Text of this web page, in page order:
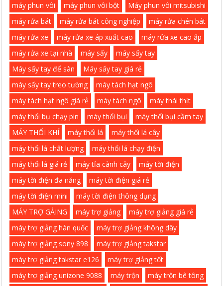
máy phun vôi
máy phun vôi bột
Máy phun vôi mitsubishi
máy rửa bát
máy rửa bát công nghiệp
máy rửa chén bát
máy rửa xe
máy rửa xe áp xuất cao
máy rửa xe cao ấp
máy rửa xe tại nhà
máy sấy
máy sấy tay
Máy sấy tay để sàn
Máy sấy tay giá rẻ
máy sấy tay treo tường
máy tách hạt ngô
máy tách hạt ngô giá rẻ
máy tách ngô
máy thái thịt
máy thổi bụ chạy pin
máy thổi bụi
máy thổi bụi cầm tay
MÁY THỔI KHÍ
máy thổi lá
máy thổi lá cây
máy thổi lá chất lượng
máy thổi lá chạy điện
máy thổi lá giá rẻ
máy tỉa cành cây
máy tời điện
máy tời điện đa năng
máy tời điện giá rẻ
máy tời điện mini
máy tời điện thông dụng
MÁY TRỢ GẢING
máy trợ giảng
máy trợ giảng giá rẻ
máy trợ giảng hàn quốc
máy trợ giảng không dây
máy trợ giảng sony 898
máy trợ giảng takstar
máy trợ giảng takstar e126
máy trợ giảng tốt
máy trợ giảng unizone 9088
máy trộn
máy trộn bê tông